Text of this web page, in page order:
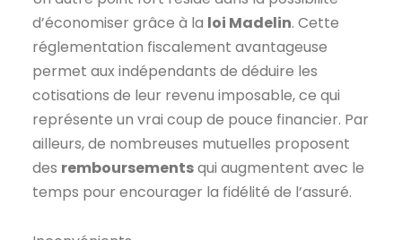
d’économiser grâce à la loi Madelin. Cette
réglementation fiscalement avantageuse
permet aux indépendants de déduire les
cotisations de leur revenu imposable, ce qui
représente un vrai coup de pouce financier. Par
ailleurs, de nombreuses mutuelles proposent
des remboursementsqui augmentent avec le
temps pour encourager la fidélité de l’assuré.